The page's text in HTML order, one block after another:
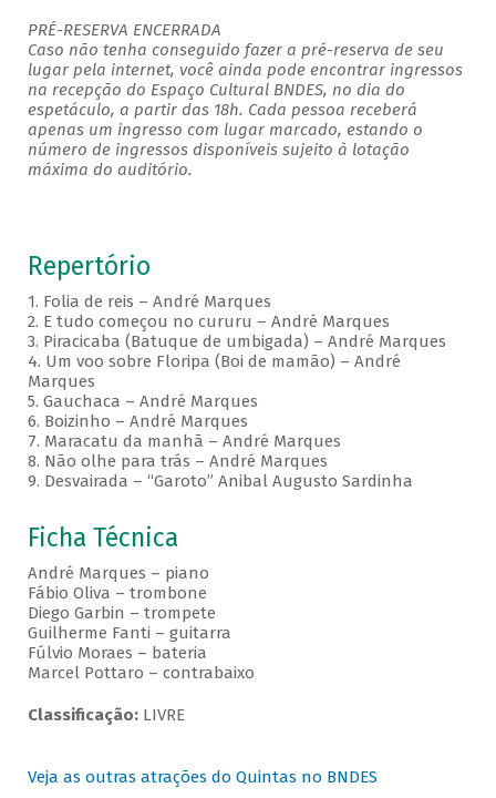
PRÉ-RESERVA ENCERRADA
Caso não tenha conseguido fazer a pré-reserva de seu
lugar pela internet, você ainda pode encontrar ingressos
na recepção do Espaço Cultural BNDES, no dia do
espetáculo, a partir das 18h. Cada pessoa receberá
apenas um ingresso com lugar marcado, estando o
número de ingressos disponíveis sujeito à lotação
máxima do auditório.
Repertório
1. Folia de reis – André Marques
2. E tudo começou no cururu – André Marques
3. Piracicaba (Batuque de umbigada) – André Marques
4. Um voo sobre Floripa (Boi de mamão) – André
Marques
5. Gauchaca – André Marques
6. Boizinho – André Marques
7. Maracatu da manhã – André Marques
8. Não olhe para trás – André Marques
9. Desvairada – “Garoto” Anibal Augusto Sardinha
Ficha Técnica
André Marques – piano
Fábio Oliva – trombone
Diego Garbin – trompete
Guilherme Fanti – guitarra
Fúlvio Moraes – bateria
Marcel Pottaro – contrabaixo
Classificação: LIVRE
Veja as outras atrações do Quintas no BNDES